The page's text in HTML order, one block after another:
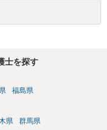
士を探す
福島県
県 群馬県